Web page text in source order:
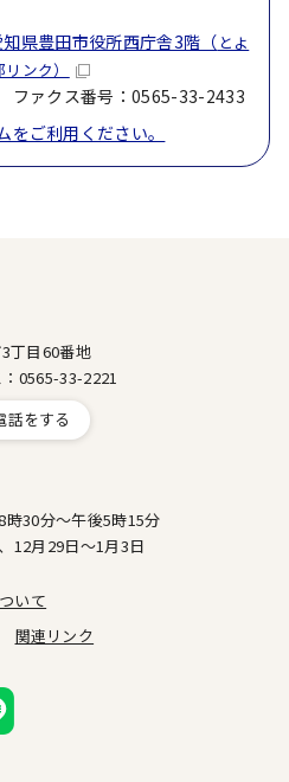
県豊田市役所西庁舎3階（ とよ
ンク）
ァクス番号：0565-33-2433
をご利用ください。
丁目60番地
0565-33-2221
話をする
30分～午後5時15分
12月29日～1月3日
いて
関連リンク